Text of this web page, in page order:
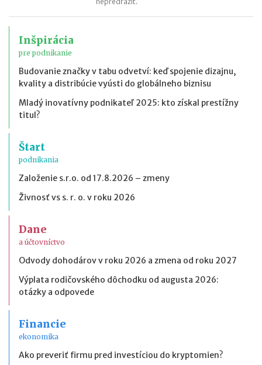
Inšpirácia
pre podnikanie
Budovanie značky v tabu odvetví: keď spojenie dizajnu,
kvality a distribúcie vyústi do globálneho biznisu
Mladý inovatívny podnikateľ 2025: kto získal prestížny
titul?
Štart
podnikania
Založenie s.r.o. od 17.8.2026 – zmeny
Živnosť vs s. r. o. v roku 2026
Dane
a účtovníctvo
Odvody dohodárov v roku 2026 a zmena od roku 2027
Výplata rodičovského dôchodku od augusta 2026:
otázky a odpovede
Financie
ekonomika
Ako preveriť firmu pred investíciou do kryptomien?